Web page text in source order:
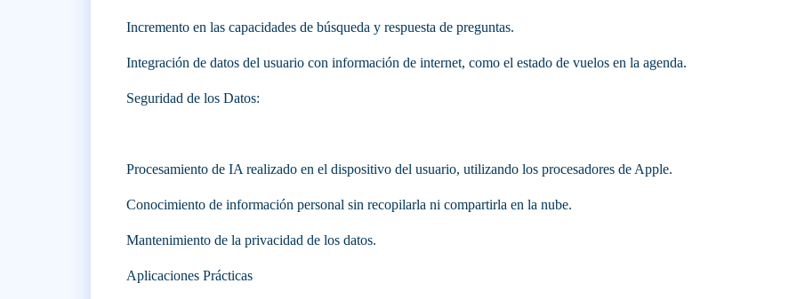
Incremento en las capacidades de búsqueda y respuesta de preguntas.
Integración de datos del usuario con información de internet, como el estado de vuelos en la agenda.
Seguridad de los Datos:
Procesamiento de IA realizado en el dispositivo del usuario, utilizando los procesadores de Apple.
Conocimiento de información personal sin recopilarla ni compartirla en la nube.
Mantenimiento de la privacidad de los datos.
Aplicaciones Prácticas